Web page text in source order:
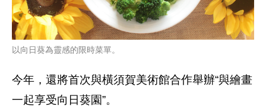
以向日葵為靈感的限時菜單。
今年，還將首次與橫須賀美術館合作舉辦“與繪畫
一起享受向日葵園”。